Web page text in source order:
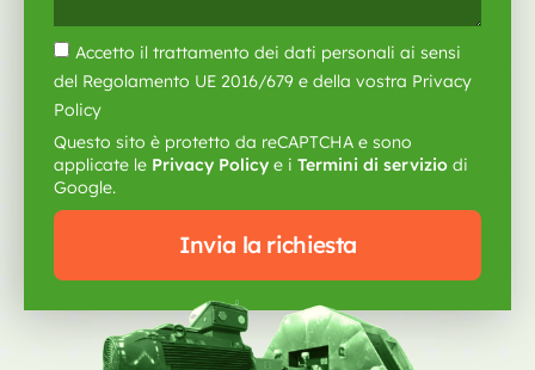
Accetto il trattamento dei dati personali ai sensi
del Regolamento UE 2016/679 e della vostra Privacy
Policy
Questo sito è protetto da reCAPTCHA e sono
applicate le Privacy Policy e i Termini di servizio di
Google.
Invia la richiesta